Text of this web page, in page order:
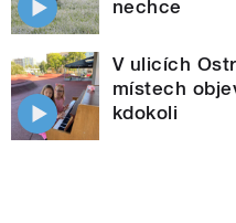
nechce
V ulicích
místech
kdokoli